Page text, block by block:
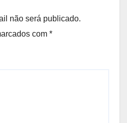
não será publicado.
com *